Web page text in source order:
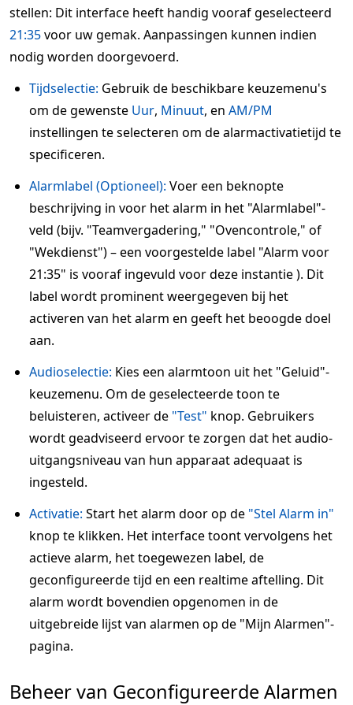
stellen: Dit interface heeft handig vooraf geselecteerd
21:35voor uw gemak. Aanpassingen kunnen indien
nodig worden doorgevoerd.
Tijdselectie: Gebruik de beschikbare keuzemenu's
om de gewenste Uur, Minuut, en AM/PM
instellingen te selecteren om de alarmactivatietijd te
specificeren.
Alarmlabel (Optioneel): Voer een beknopte
beschrijving in voor het alarm in het "Alarmlabel"-
veld (bijv. "Teamvergadering," "Ovencontrole," of
"Wekdienst") – een voorgestelde label "Alarm voor
21:35" is vooraf ingevuld voor deze instantie ). Dit
label wordt prominent weergegeven bij het
activeren van het alarm en geeft het beoogde doel
aan.
Audioselectie: Kies een alarmtoon uit het "Geluid"-
keuzemenu. Om de geselecteerde toon te
beluisteren, activeer de "Test" knop. Gebruikers
wordt geadviseerd ervoor te zorgen dat het audio-
uitgangsniveau van hun apparaat adequaat is
ingesteld.
Activatie: Start het alarm door op de "Stel Alarm in"
knop te klikken. Het interface toont vervolgens het
actieve alarm, het toegewezen label, de
geconfigureerde tijd en een realtime aftelling. Dit
alarm wordt bovendien opgenomen in de
uitgebreide lijst van alarmen op de "Mijn Alarmen"-
pagina.
Beheer van Geconfigureerde Alarmen